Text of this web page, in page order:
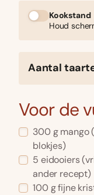
Kookstand
Houd
Aantal
Voor de
300 g mango
blokjes)
5 eidooiers
ander recept)
100 gfijne